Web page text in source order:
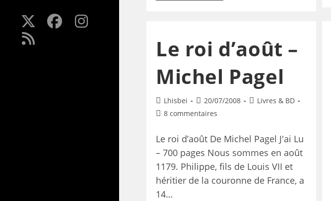
Le roi d’août –
Michel Pagel
Lhisbei 20/07/2008
Livres & BD
8 commentaires
Le roi d’août De Michel Pagel J'ai Lu
– 700 pages Nous sommes en août
1179. Philippe, fils de Louis VII et
héritier de la couronne de France, a
14…